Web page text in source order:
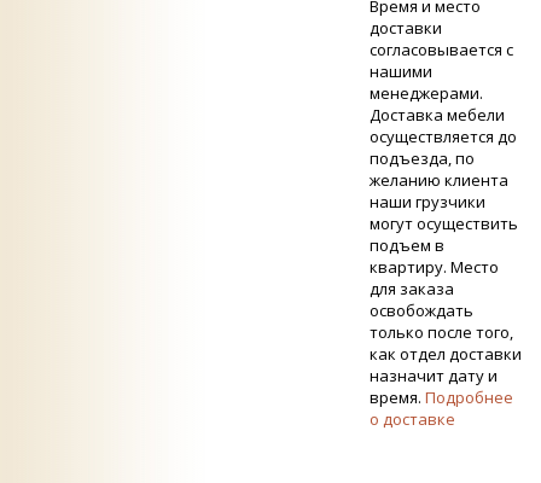
Время и место
доставки
согласовывается с
нашими
менеджерами.
Доставка мебели
осуществляется до
подъезда, по
желанию клиента
наши грузчики
могут осуществить
подъем в
квартиру. Место
для заказа
освобождать
только после того,
как отдел доставки
назначит дату и
время. Подробнее
о доставке